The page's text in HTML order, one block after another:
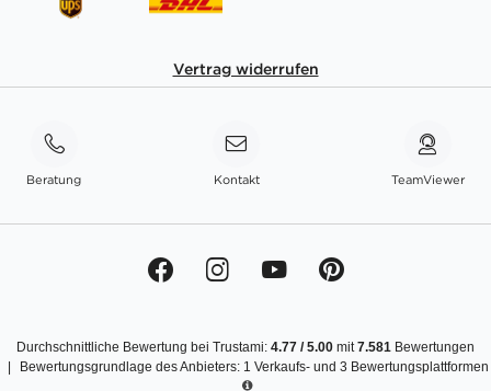
Vertrag widerrufen
Beratung Kontakt TeamViewer
Durchschnittliche Bewertung bei Trustami: 4.77 /5.00 mit7.581 Bewertungen
Bewertungsgrundlage des Anbieters: 1 Verkaufs- und 3 Bewertungsplattformen